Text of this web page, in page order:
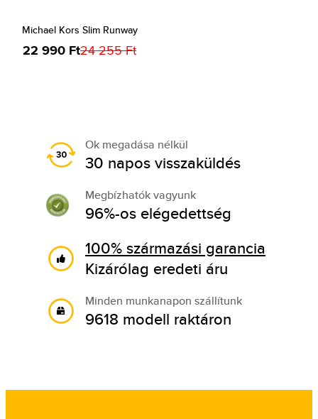
Michael Kors Slim Runway
22 990 Ft24 255 Ft
Ok megadása nélkül
30 napos visszaküldés
Megbízhatók vagyunk
96%-os elégedettség
100% származási garancia
Kizárólag eredeti áru
Minden munkanapon szállítunk
9618 modell raktáron